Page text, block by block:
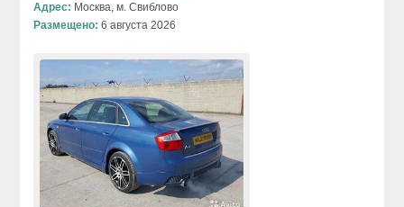
Адрес: Москва, м. Свиблово
Размещено: 6 августа 2026